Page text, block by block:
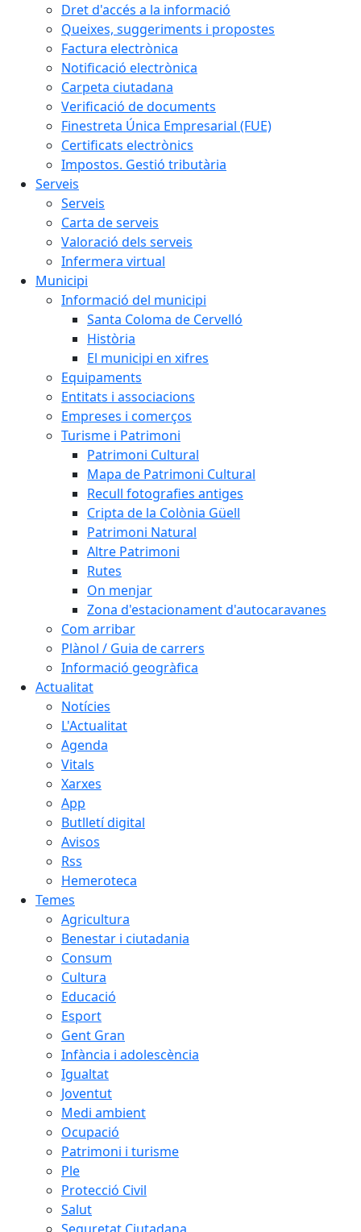
Dret d'accés a la informació
Queixes, suggeriments i propostes
Factura electrònica
Notificació electrònica
Carpeta ciutadana
Verificació de documents
Finestreta Única Empresarial (FUE)
Certificats electrònics
Impostos. Gestió tributària
Serveis
Serveis
Carta de serveis
Valoració dels serveis
Infermera virtual
Municipi
Informació del municipi
Santa Coloma de Cervelló
Història
El municipi en xifres
Equipaments
Entitats i associacions
Empreses i comerços
Turisme i Patrimoni
Patrimoni Cultural
Mapa de Patrimoni Cultural
Recull fotografies antiges
Cripta de la Colònia Güell
Patrimoni Natural
Altre Patrimoni
Rutes
On menjar
Zona d'estacionament d'autocaravanes
Com arribar
Plànol / Guia de carrers
Informació geogràfica
Actualitat
Notícies
L'Actualitat
Agenda
Vitals
Xarxes
App
Butlletí digital
Avisos
Rss
Hemeroteca
Temes
Agricultura
Benestar i ciutadania
Consum
Cultura
Educació
Esport
Gent Gran
Infància i adolescència
Igualtat
Joventut
Medi ambient
Ocupació
Patrimoni i turisme
Ple
Protecció Civil
Salut